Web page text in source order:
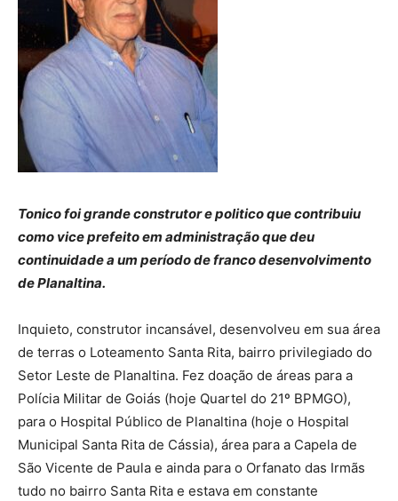
Tonico foi grande construtor e politico que contribuiu
como vice prefeito em administração que deu
continuidade a um período de franco desenvolvimento
de Planaltina.
Inquieto, construtor incansável, desenvolveu em sua área
de terras o Loteamento Santa Rita, bairro privilegiado do
Setor Leste de Planaltina. Fez doação de áreas para a
Polícia Militar de Goiás (hoje Quartel do 21º BPMGO),
para o Hospital Público de Planaltina (hoje o Hospital
Municipal Santa Rita de Cássia), área para a Capela de
São Vicente de Paula e ainda para o Orfanato das Irmãs
tudo no bairro Santa Rita e estava em constante